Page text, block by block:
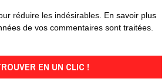
réduire les indésirables. En savoir plus
de vos commentaires sont traitées
EN UN CLIC !